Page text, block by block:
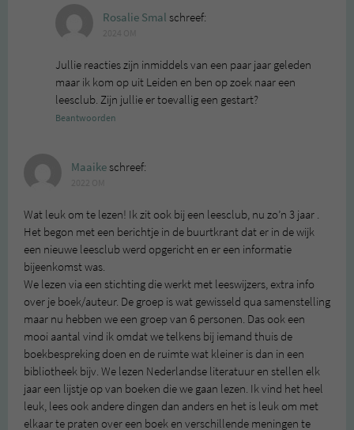
Rosalie Smal schreef:
Jullie reacties zijn inmiddels van een paar jaar geleden
maar ik kom op uit Leiden en ben op zoek naar een
leesclub. Zijn jullie er toevallig een gestart?
Beantwoorden
Maaikeschreef:
Wat leuk om te lezen! Ik zit ook bij een leesclub, nu zo’n 3 jaar .
Het begon met een berichtje in de buurtkrant dat er in de wijk
een nieuwe leesclub werd opgericht en er een informatie
bijeenkomst was.
We lezen via een stichting die werkt met leeswijzers, extra info
over je boek/auteur. De groep is wat gewisseld qua samenstelling
maar nu hebben we een groep van 6 personen. Das ook een
mooi aantal vind ik omdat we telkens bij iemand thuis de
boekbespreking doen en de ruimte wat kleiner is dan in een
bibliotheek bijv. We lezen Nederlandse literatuur en stellen elk
jaar een lijstje op van boeken die we gaan lezen. Ik vind het heel
leuk, lees ook andere dingen dan anders en het is leuk om met
elkaar te praten over een boek en verschillende meningen te